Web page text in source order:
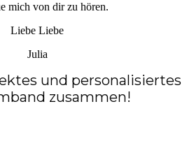
mich von dir zu hören.
Liebe Liebe
Julia
und personalisiertes
zusammen!